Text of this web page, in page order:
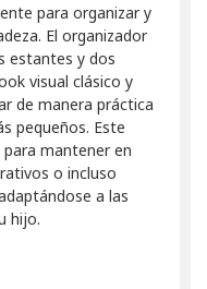
para organizar y
El organizador
estantes y dos
visual clásico y
de manera práctica
pequeños. Este
mantener en
o incluso
a las
hijo.